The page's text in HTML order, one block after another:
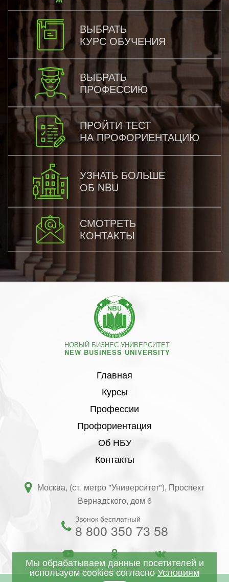
ВЫБРАТЬ
КУРС ОБУЧЕНИЯ
ВЫБРАТЬ
ПРОФЕССИЮ
ПРОЙТИ ТЕСТ
НА ПРОФОРИЕНТАЦИЮ
УЗНАТЬ БОЛЬШЕ
ОБ NBU
СМОТРЕТЬ
КОНТАКТЫ
НОВЫЙ БИЗНЕС УНИВЕРСИТЕТ
NEW BUSINESS UNIVERSITY
Главная
Курсы
Профессии
Профориентация
Об НБУ
Контакты
Москва, (ст. метро "Университет"), Проспект
Вернадского, дом 6
Звонок бесплатный
8 800 350 73 58
Мы обрабатываем данные посетителей и
используем cookies согласноУсловиям